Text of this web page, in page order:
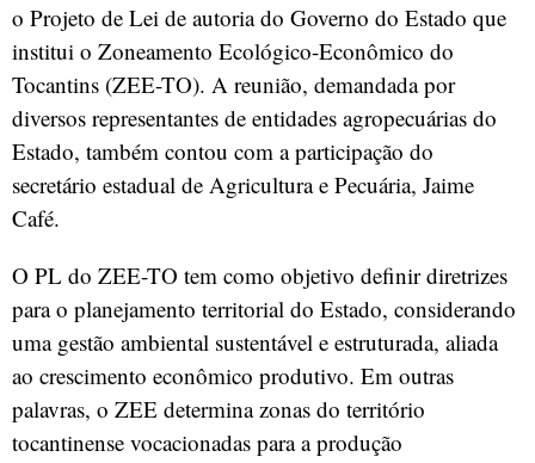
o Projeto de Lei de autoria do Governo do Estado que
institui o Zoneamento Ecológico-Econômico do
Tocantins (ZEE-TO). A reunião, demandada por
diversos representantes de entidades agropecuárias do
Estado, também contou com a participação do
secretário estadual de Agricultura e Pecuária, Jaime
Café.
O PL do ZEE-TO tem como objetivo definir diretrizes
para o planejamento territorial do Estado, considerando
uma gestão ambiental sustentável e estruturada, aliada
ao crescimento econômico produtivo. Em outras
palavras, o ZEE determina zonas do território
tocantinense vocacionadas para a produção